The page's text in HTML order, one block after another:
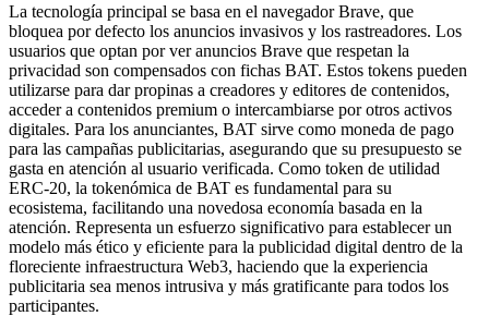
La tecnología principal se basa en el navegador Brave, que
bloquea por defecto los anuncios invasivos y los rastreadores. Los
usuarios que optan por ver anuncios Brave que respetan la
privacidad son compensados con fichas BAT. Estos tokens pueden
utilizarse para dar propinas a creadores y editores de contenidos,
acceder a contenidos premium o intercambiarse por otros activos
digitales. Para los anunciantes, BAT sirve como moneda de pago
para las campañas publicitarias, asegurando que su presupuesto se
gasta en atención al usuario verificada. Como token de utilidad
ERC-20, la tokenómica de BAT es fundamental para su
ecosistema, facilitando una novedosa economía basada en la
atención. Representa un esfuerzo significativo para establecer un
modelo más ético y eficiente para la publicidad digital dentro de la
floreciente infraestructura Web3, haciendo que la experiencia
publicitaria sea menos intrusiva y más gratificante para todos los
participantes.